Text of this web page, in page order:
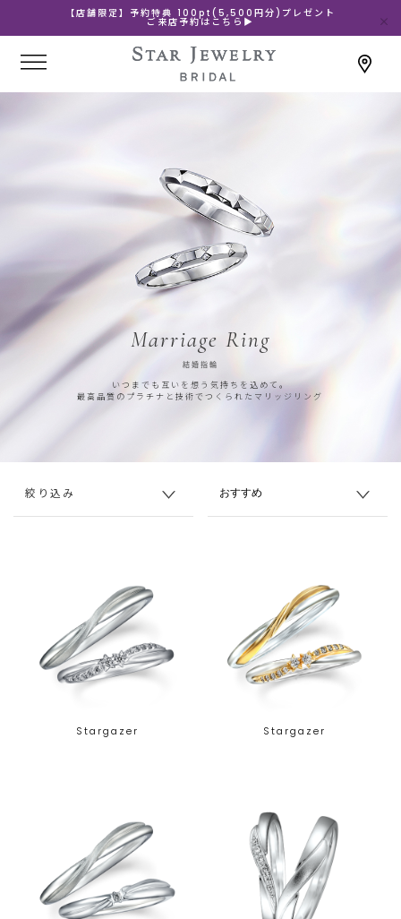
【店舗限定】予約特典 100pt(5,500円分)プレゼント
ご来店予約はこちら▶
Marriage Ring
結婚指輪
いつまでも互いを想う気持ちを込めて。
最高品質のプラチナと技術でつくられたマリッジリング
絞り込み
Stargazer Stargazer